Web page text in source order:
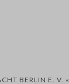
BERLIN E. V. «